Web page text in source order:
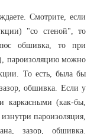
Смотрите, если
"со стеной", то
обшивка, то при
пароизоляцию можно
То есть, была бы
обшивка. Если у
каркасными (как-бы,
пароизоляция,
зазор, обшивка.